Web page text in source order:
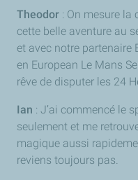
Theodor : On mesure la
cette belle aventure au
et avec notre partenaire
en European Le Mans
rêve de disputer les 24
Ian : J’ai commencé le
seulement et me
magique aussi
reviens toujours pas.